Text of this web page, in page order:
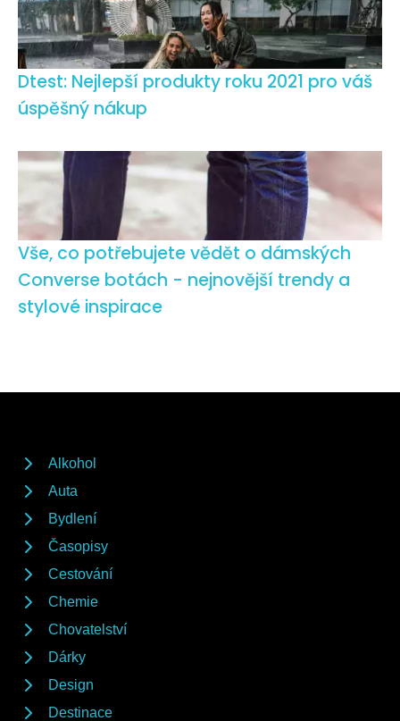
Dtest: Nejlepší produkty roku 2021 pro váš
úspěšný nákup
Vše, co potřebujete vědět o dámských
Converse botách - nejnovější trendy a
stylové inspirace
Alkohol
Auta
Bydlení
Časopisy
Cestování
Chemie
Chovatelství
Dárky
Design
Destinace